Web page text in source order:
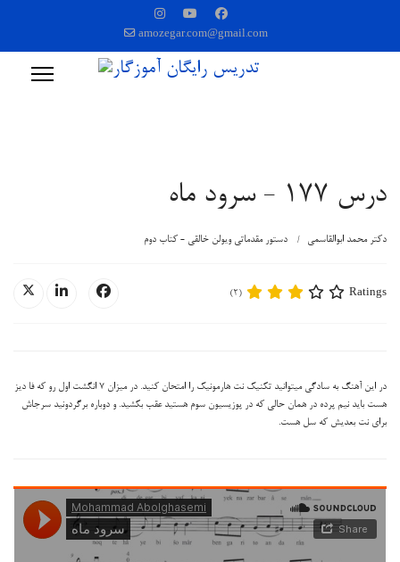
amozegar.com@gmail.com
درس 177 - سرود ماه
دکتر محمد ابوالقاسمی دستور مقدماتی ویولن خالقی - کتاب دوم
Ratings
(2)
در این آهنگ به سادگی میتوانید تکنیک نت هارمونیک را امتحان کنید. در میزان 7 انگشت اول رو که فا دیز
هست باید نیم پرده در همان حالی که در پوزیسیون سوم هستید عقب بکشید. و دوباره برگردونید سرجاش
برای نت بعدیش که سل هست.